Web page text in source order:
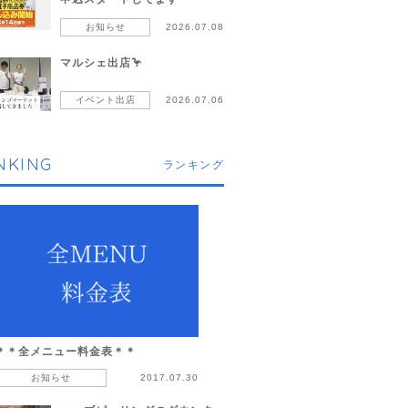
お知らせ 2026.07.08
マルシェ出店🦩
イベント出店 2026.07.06
ランキング
＊全メニュー料金表＊＊
お知らせ 2017.07.30